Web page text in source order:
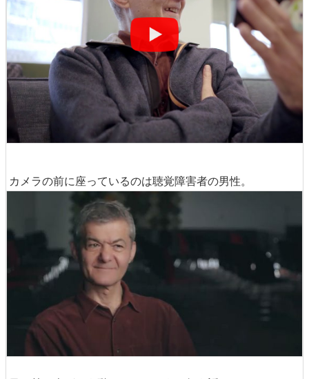
カメラの前に座っているのは聴覚障害者の男性。